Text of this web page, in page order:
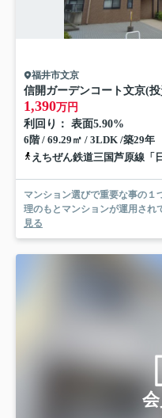
福井市文京
信開ガーデンコート文京(投
1,390万円
利回り： 表面5.90%
6階 / 69.29㎡ / 3LDK /築29年
えちぜん鉄道三国芦原線「
マンション選びで重要な事の１
理のもとマンションが運用され
見る